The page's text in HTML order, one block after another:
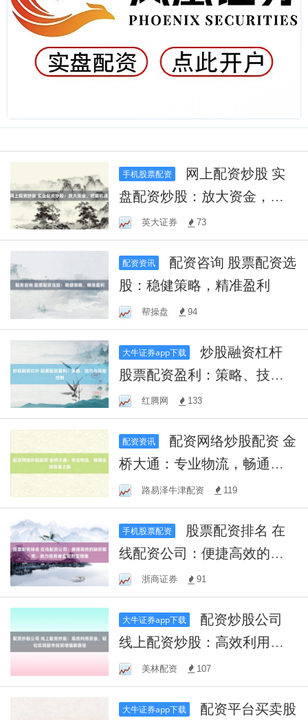
手机股票配资
盘配资炒股：放大资金，把
握机遇！
英大证券 73
配资资讯
股：稳健策略，精准盈利
帮操盘 94
大牛证券app下载
炒股融资杠杆
股票配资盈利：策略、技巧
与风险控制
红腾网 133
配资资讯
桥大通：专业物流，畅通全
球贸易之路
路易泽牛津配资 119
手机股票配资
线配资公司：便捷高效的融
资服务，助力投资者实现财
富增值
浙商证券 91
大牛证券app下载
线上配资炒股：高效利用资
金，轻松实现股市投资增值
新路径
美林配资 107
大牛证券app下载